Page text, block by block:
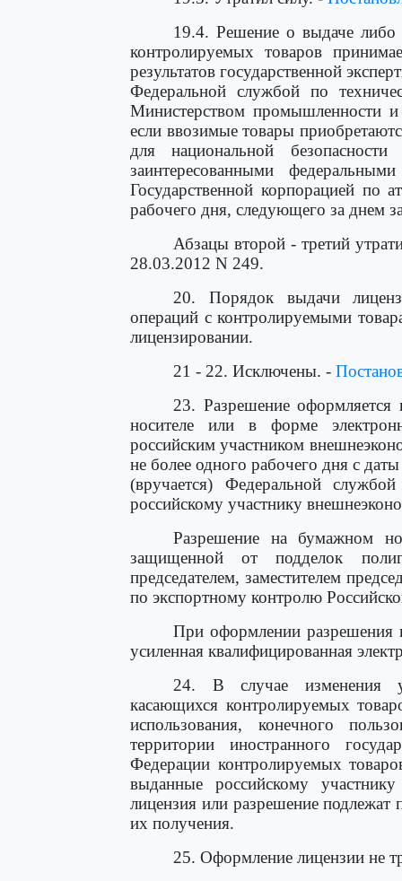
19.4. Решение о выдаче либо
контролируемых товаров
результатов государственной
Федеральной службой по
Министерством промышленности
если ввозимые товары
для национальной
заинтересованными
Государственной корпорацией по
рабочего дня, следующего за днем
Абзацы второй - третий
28.03.2012 N 249.
20. Порядок выдачи
операций с контролируемыми
лицензировании.
21 - 22. Исключены. -
23. Разрешение
носителе или в форме
российским участником
не более одного рабочего дня с
(вручается) Федеральной
российскому участнику
Разрешение на бумажном
защищенной от подделок
председателем, заместителем
по экспортному контролю
При оформлении разрешения
усиленная квалифицированная
24. В случае изменения
касающихся контролируемых
использования, конечного
территории иностранного
Федерации контролируемых
выданные российскому участнику
лицензия или разрешение
их получения.
25. Оформление лицензии не